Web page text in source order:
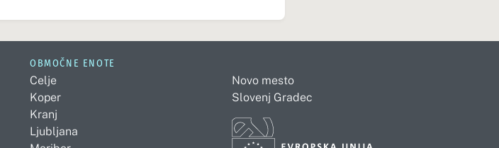
OBMOČNE ENOTE
Celje
Koper
Kranj
Ljubljana
Novo mesto
Slovenj Gradec